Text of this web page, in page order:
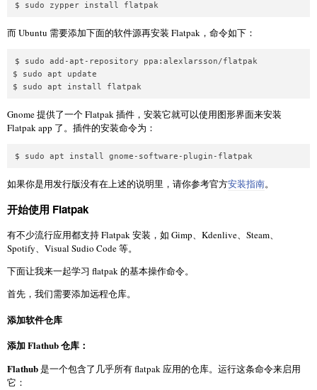
$ sudo zypper install flatpak
而 Ubuntu 需要添加下面的软件源再安装 Flatpak，命令如下：
$ sudo add-apt-repository ppa:alexlarsson/flatpak
$ sudo apt update
$ sudo apt install flatpak
Gnome 提供了一个 Flatpak 插件，安装它就可以使用图形界面来安装
Flatpak app 了。插件的安装命令为：
$ sudo apt install gnome-software-plugin-flatpak
如果你是用发行版没有在上述的说明里，请你参考官方安装指南。
开始使用 Flatpak
有不少流行应用都支持 Flatpak 安装，如 Gimp、Kdenlive、Steam、
Spotify、Visual Sudio Code 等。
下面让我来一起学习 flatpak 的基本操作命令。
首先，我们需要添加远程仓库。
添加软件仓库
添加 Flathub 仓库：
Flathub是一个包含了几乎所有 flatpak 应用的仓库。运行这条命令来启用
它：